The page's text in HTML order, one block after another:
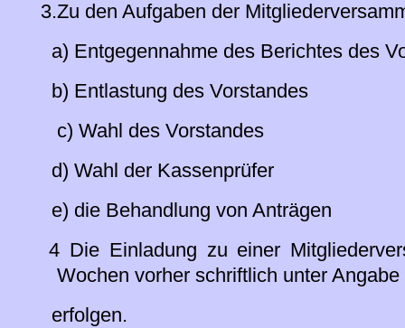
3.Zu den Aufgaben der
a) Entgegennahme des Berichtes des
b) Entlastung des Vorstandes
c) Wahl des Vorstandes
d) Wahl der Kassenprüfer
e) die Behandlung von Anträgen
4 Die Einladung zu einer
Wochen vorher schriftlich unter
erfolgen.